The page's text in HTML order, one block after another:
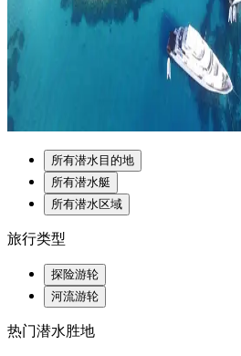
所有潜水目的地
所有潜水艇
所有潜水区域
旅行类型
探险游轮
河流游轮
热门潜水胜地